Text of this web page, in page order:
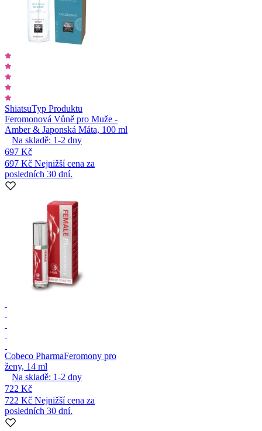
ShiatsuTyp Produktu
Feromonová Vůně pro Muže -
Amber & Japonská Máta, 100 ml
Na skladě: 1-2 dny
697 Kč
697 Kč Nejnižší cena za
posledních 30 dní.
Cobeco PharmaFeromony pro
ženy, 14 ml
Na skladě: 1-2 dny
722 Kč
722 Kč Nejnižší cena za
posledních 30 dní.